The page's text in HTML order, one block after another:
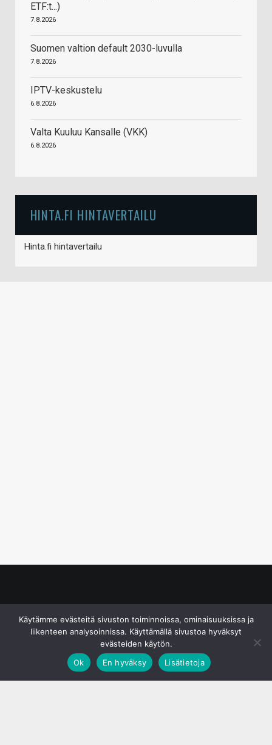
ETF:t...)
7.8.2026
Suomen valtion default 2030-luvulla
7.8.2026
IPTV-keskustelu
6.8.2026
Valta Kuuluu Kansalle (VKK)
6.8.2026
HINTA.FI HINTAVERTAILU
Hinta.fi hintavertailu
Käytämme evästeitä sivuston toiminnoissa, ominaisuuksissa ja
liikenteen analysoinnissa. Käyttämällä sivustoa hyväksyt
evästeiden käytön.
Ok
En hyväksy Lisätietoja